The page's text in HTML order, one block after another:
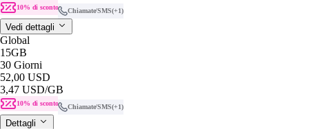
10% di sconto Chiamate/SMS(+1)
Vedi dettagli
Global
15GB
30 Giorni
52,00 USD
3,47 USD/GB
10% di sconto Chiamate/SMS(+1)
Dettagli